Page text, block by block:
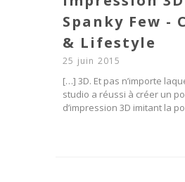
Spanky Few -
& Lifestyle
25 juin 2015
[…] 3D. Et pas n’importe
studio a réussi à créer un
d’impression 3D imitant la